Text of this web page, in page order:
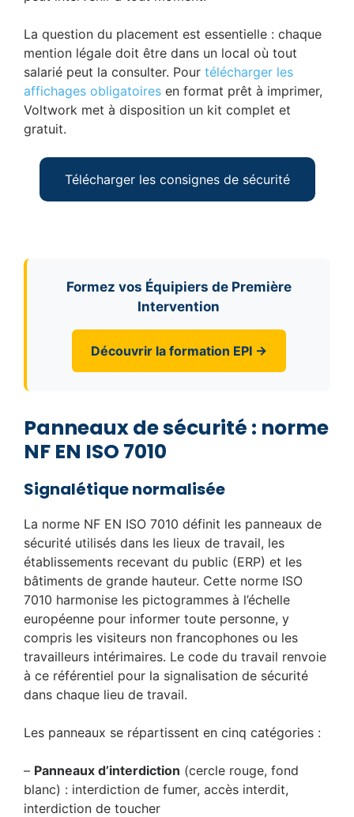
La question du placement est essentielle : chaque
mention légale doit être dans un local où tout
salarié peut la consulter. Pour télécharger les
affichages obligatoires en format prêt à imprimer,
Voltwork met à disposition un kit complet et
gratuit.
Télécharger les consignes de sécurité
Formez vos Équipiers de Première
Intervention
Découvrir la formation EPI →
Panneaux de sécurité : norme
NF EN ISO 7010
Signalétique normalisée
La norme NF EN ISO 7010 définit les panneaux de
sécurité utilisés dans les lieux de travail, les
établissements recevant du public (ERP) et les
bâtiments de grande hauteur. Cette norme ISO
7010 harmonise les pictogrammes à l’échelle
européenne pour informer toute personne, y
compris les visiteurs non francophones ou les
travailleurs intérimaires. Le code du travail renvoie
à ce référentiel pour la signalisation de sécurité
dans chaque lieu de travail.
Les panneaux se répartissent en cinq catégories :
– Panneaux d’interdiction (cercle rouge, fond
blanc) : interdiction de fumer, accès interdit,
interdiction de toucher